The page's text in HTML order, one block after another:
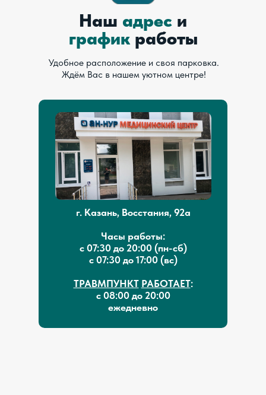
г. Казань, Восстания, 92а
Часы работы:
с 07:30 до 20:00 (пн-сб)
с 07:30 до 17:00 (вс)
ТРАВМПУНКТ РАБОТАЕТ:
с 08:00 до 20:00
ежедневно
Наш адрес и
график работы
Удобное расположение и своя парковка.
Ждём Вас в нашем уютном центре!